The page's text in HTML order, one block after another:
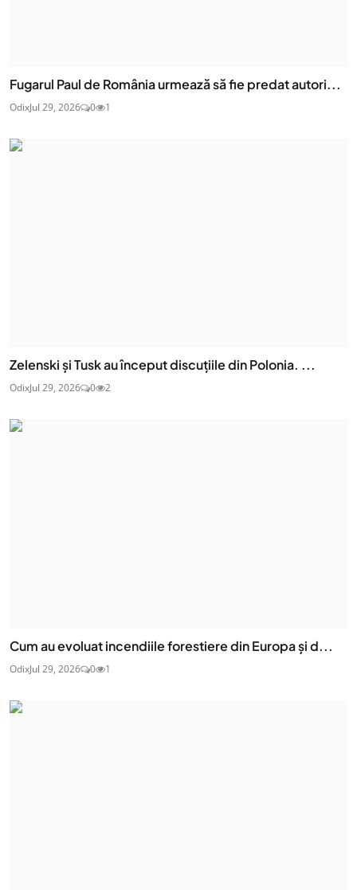
Fugarul Paul de România urmează să fie predat autori...
OdixJul 29, 2026 0 1
Zelenski și Tusk au început discuțiile din Polonia. ...
OdixJul 29, 2026 0 2
Cum au evoluat incendiile forestiere din Europa și d...
OdixJul 29, 2026 0 1